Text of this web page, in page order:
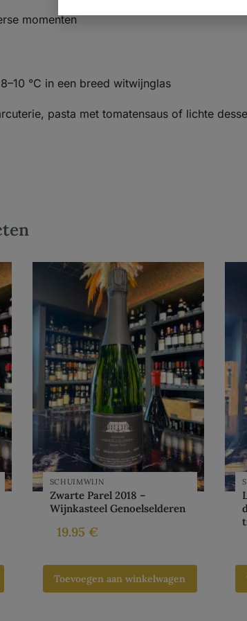
momenten
°C in een breed witwijnglas
pasta met tomatensaus of lichte
SCHUIMWIJN
Zwarte Parel 2018 –
Wijnkasteel Genoelselderen
19.95 €
Toevoegen aan winkelwagen